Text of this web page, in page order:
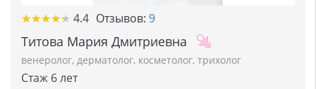
★★★★★
★★★★★ 4.4 Отзывов: 9
Титова Мария Дмитриевна
венеролог, дерматолог, косметолог, трихолог
Стаж 6 лет